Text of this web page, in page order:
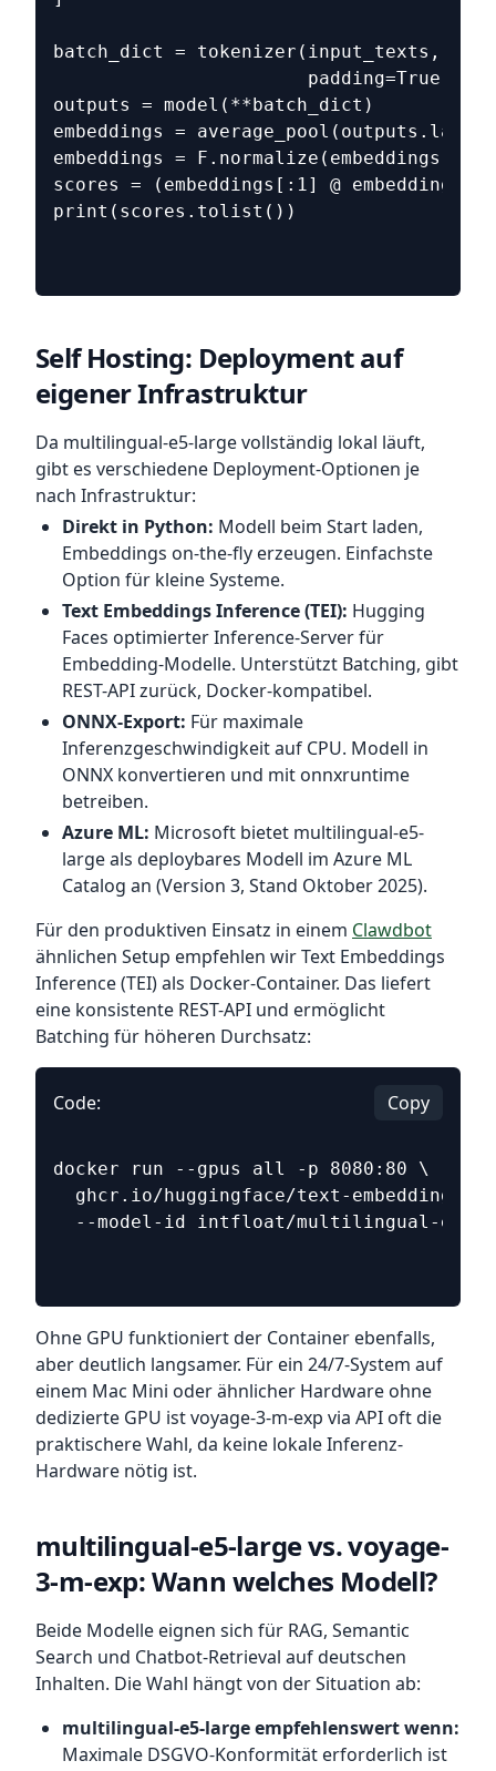
batch_dict = tokenizer(input_texts,
padding=True,
outputs = model(**batch_dict)
embeddings =
embeddings = F.normalize(embeddings,
scores = (embeddings[:1] @
print(scores.tolist())
Self Hosting: Deployment auf
eigener Infrastruktur
Da multilingual-e5-large vollständig lokal läuft,
gibt es verschiedene Deployment-Optionen je
nach Infrastruktur:
Direkt in Python: Modell beim Start laden,
Embeddings on-the-fly erzeugen. Einfachste
Option für kleine Systeme.
Text Embeddings Inference (TEI): Hugging
Faces optimierter Inference-Server für
Embedding-Modelle. Unterstützt Batching, gibt
REST-API zurück, Docker-kompatibel.
ONNX-Export: Für maximale
Inferenzgeschwindigkeit auf CPU. Modell in
ONNX konvertieren und mit onnxruntime
betreiben.
Azure ML: Microsoft bietet multilingual-e5-
large als deploybares Modell im Azure ML
Catalog an (Version 3, Stand Oktober 2025).
Für den produktiven Einsatz in einem Clawdbot
ähnlichen Setup empfehlen wir Text Embeddings
Inference (TEI) als Docker-Container. Das liefert
eine konsistente REST-API und ermöglicht
Batching für höheren Durchsatz:
Code: Copy
docker run --gpus all -p 8080:80 \
ghcr.io/huggingface/text-embeddings-
--model-id intfloat/multilingual-e5-
Ohne GPU funktioniert der Container ebenfalls,
aber deutlich langsamer. Für ein 24/7-System auf
einem Mac Mini oder ähnlicher Hardware ohne
dedizierte GPU ist voyage-3-m-exp via API oft die
praktischere Wahl, da keine lokale Inferenz-
Hardware nötig ist.
multilingual-e5-large vs. voyage-
3-m-exp: Wann welches Modell?
Beide Modelle eignen sich für RAG, Semantic
Search und Chatbot-Retrieval auf deutschen
Inhalten. Die Wahl hängt von der Situation ab:
multilingual-e5-large empfehlenswert wenn:
Maximale DSGVO-Konformität erforderlich ist